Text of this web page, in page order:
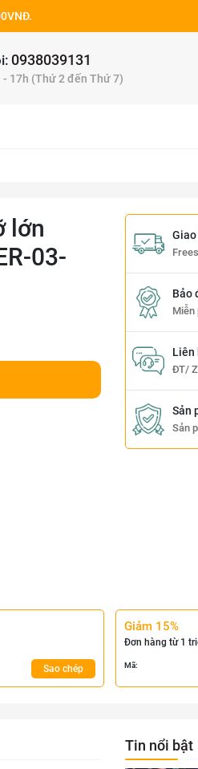
0938039131
- 17h (Thứ 2 đến Thứ 7)
lớn
03-
Bảo
Miễn
Liên
ĐT/
Sản
Sản
Sao chép
Giảm 15%
Đơn hàng từ 1
Mã:
Tin nổi bật